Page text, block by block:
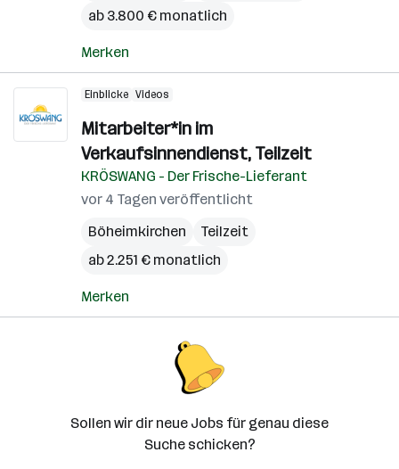
ab 3.800 € monatlich
Merken
Einblicke Videos
Mitarbeiter*in im
Verkaufsinnendienst, Teilzeit
KRÖSWANG - Der Frische-Lieferant
vor 4 Tagen veröffentlicht
Böheimkirchen
Teilzeit
ab 2.251 € monatlich
Merken
Sollen wir dir neue Jobs für genau diese
Suche schicken?